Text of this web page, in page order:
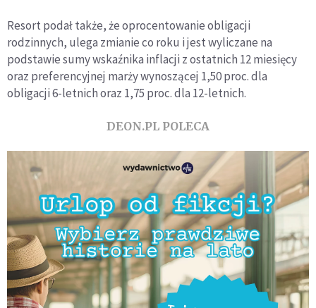
Resort podał także, że oprocentowanie obligacji
rodzinnych, ulega zmianie co roku i jest wyliczane na
podstawie sumy wskaźnika inflacji z ostatnich 12 miesięcy
oraz preferencyjnej marży wynoszącej 1,50 proc. dla
obligacji 6-letnich oraz 1,75 proc. dla 12-letnich.
DEON.PL POLECA